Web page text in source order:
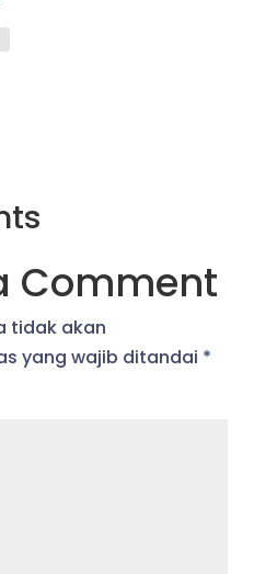
Comment
tidak akan
yang wajib ditandai *